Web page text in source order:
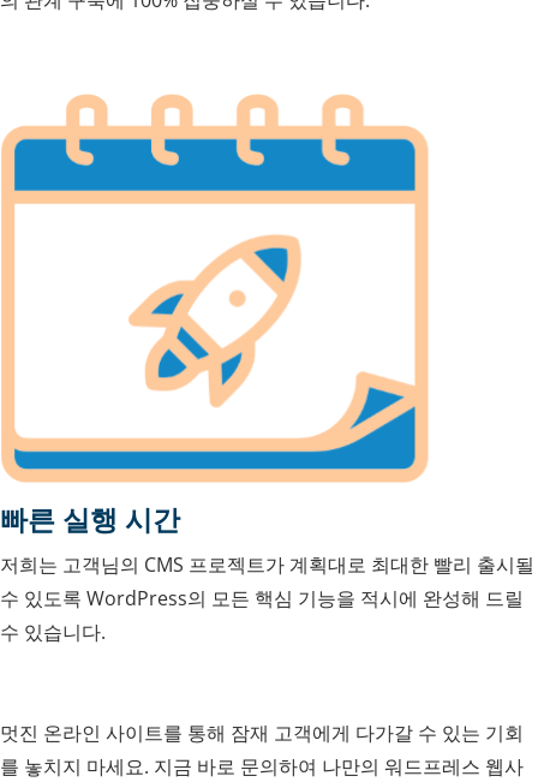
빠른 실행 시간
저희는 고객님의 CMS 프로젝트가 계획대로 최대한 빨리 출시될
수 있도록 WordPress의 모든 핵심 기능을 적시에 완성해 드릴
수 있습니다.
멋진 온라인 사이트를 통해 잠재 고객에게 다가갈 수 있는 기회
를 놓치지 마세요. 지금 바로 문의하여 나만의 워드프레스 웹사